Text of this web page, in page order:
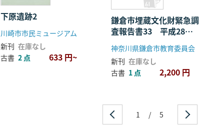
下原遺跡2
川崎市市民ミュージアム
新刊 在庫なし
古書 2 点 633 円~
鎌倉市埋蔵文化財緊急調
査報告書33 平成28年
度発掘調査報告
神奈川県鎌倉市教育委員会
新刊 在庫なし
古書 1 点 2,200 円
1 / 5